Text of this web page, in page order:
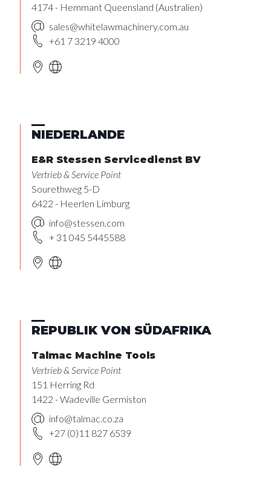
4174 - Hemmant Queensland (Australien)
sales@whitelawmachinery.com.au
+61 7 3219 4000
NIEDERLANDE
E&R Stessen Servicedienst BV
Vertrieb & Service Point
Sourethweg 5-D
6422 - Heerlen Limburg
info@stessen.com
+ 31 045 5445588
REPUBLIK VON SÜDAFRIKA
Talmac Machine Tools
Vertrieb & Service Point
151 Herring Rd
1422 - Wadeville Germiston
info@talmac.co.za
+27 (0)11 827 6539